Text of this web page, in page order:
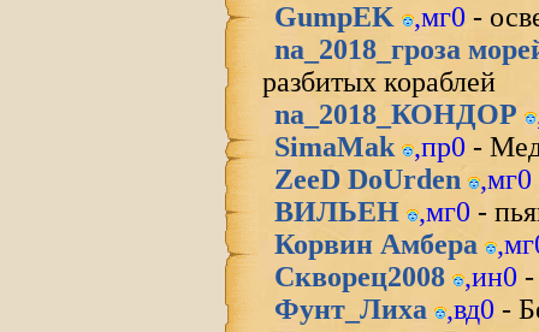
GumpEK ,мг0 -
na_2018_гроза
разбитых кораблей
na_2018_КОНДОР
SimaMak
,пр0 -
ZeeD DoUrden
,мг0
ВИЛЬЕН
,мг0 -
Корвин Амбера
,
Скворец2008
,ин0 -
Фунт_Лиха
,вд0 -